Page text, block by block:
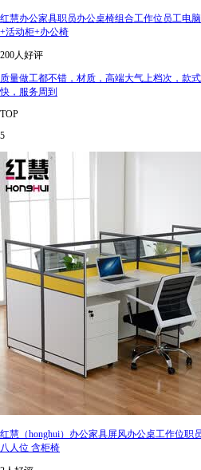
红慧办公家具职员办公桌椅组合工作位员工电
+活动柜+办公椅
200人好评
质量做工都不错，材质，高端大气上档次，款
快，服务周到
TOP
5
红慧（honghui）办公家具屏风办公桌工作位职
八人位 含柜椅